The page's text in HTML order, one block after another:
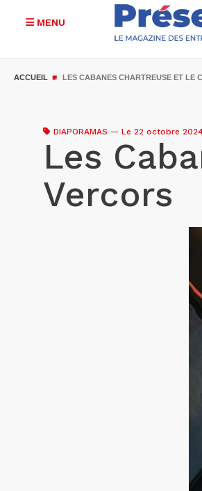
MENU
ACCUEIL LES CABANES CHARTREUSE ET LE
DIAPORAMAS — Le 22 octobre
Les
Vercors